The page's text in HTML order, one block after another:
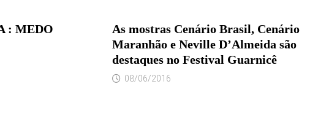
: MEDO
As mostras Cenário Brasil, Cenário
Maranhão e Neville D’Almeida são
destaques no Festival Guarnicê
08/06/2016